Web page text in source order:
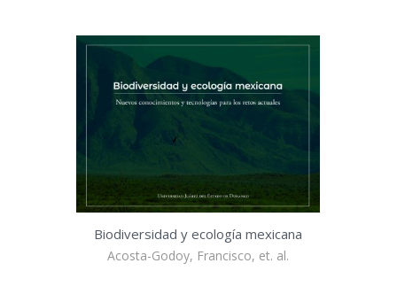
Biodiversidad y ecología mexicana
Acosta-Godoy, Francisco, et. al.